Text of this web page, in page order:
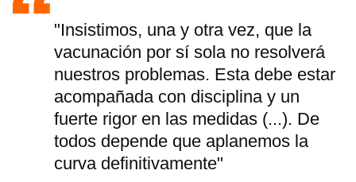
"Insistimos, una y otra vez, que la
vacunación por sí sola no resolverá
nuestros problemas. Esta debe estar
acompañada con disciplina y un
fuerte rigor en las medidas (...). De
todos depende que aplanemos la
curva definitivamente"